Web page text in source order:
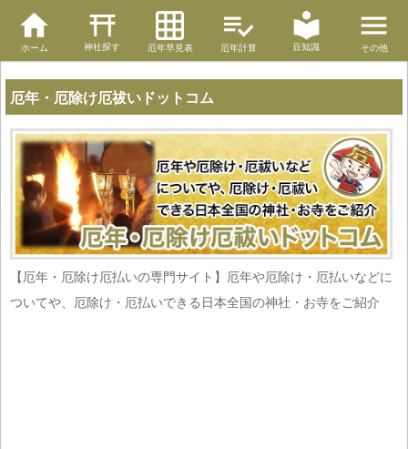
ホーム 神社探す 厄年早見表 厄年計算 豆知識 その他
厄年・厄除け厄祓いドットコム
【厄年・厄除け厄払いの専門サイト】厄年や厄除け・厄払いなどに
ついてや、厄除け・厄払いできる日本全国の神社・お寺をご紹介